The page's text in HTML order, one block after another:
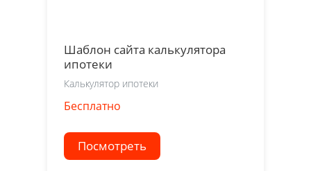
Шаблон сайта калькулятора
ипотеки
Калькулятор ипотеки
Бесплатно
Посмотреть